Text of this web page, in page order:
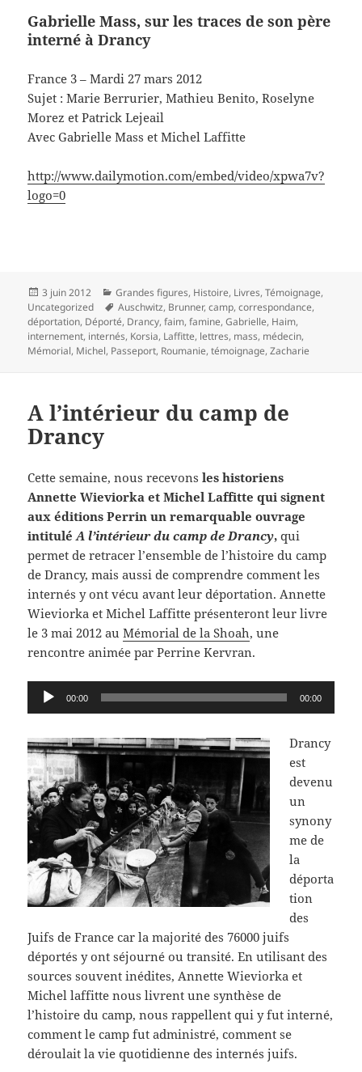
Gabrielle Mass, sur les traces de son père
interné à Drancy
France 3 – Mardi 27 mars 2012
Sujet : Marie Berrurier, Mathieu Benito, Roselyne
Morez et Patrick Lejeail
Avec Gabrielle Mass et Michel Laffitte
http://www.dailymotion.com/embed/video/xpwa7v?
logo=0
Publié
le
3 juin 2012 Catégories
Grandes figures, Histoire, Livres,Témoignage,
Uncategorized
Mots-
clés
Auschwitz, Brunner,camp,correspondance,
déportation, Déporté, Drancy,faim,famine,Gabrielle, Haim,
internement, internés, Korsia, Laffitte, lettres, mass, médecin,
Mémorial, Michel, Passeport, Roumanie,témoignage,Zacharie
A l’intérieur du camp de
Drancy
Cette semaine, nous recevonsles historiens
Annette Wieviorka et Michel Laffitte qui signent
aux éditions Perrin un remarquable ouvrage
intituléA l’intérieur du camp de Drancy,qui
permet de retracer l’ensemble de l’histoire du camp
de Drancy, mais aussi de comprendre comment les
internés y ont vécu avant leur déportation. Annette
Wieviorka et Michel Laffitte présenteront leur livre
le 3 mai 2012 auMémorial de la Shoah, une
rencontre animée par Perrine Kervran.
Lecteur 00:00 00:00
Drancy
est
devenu
un
synony
me de
la
déporta
tion
des
Juifs de France car la majorité des 76000 juifs
déportés y ont séjourné ou transité. En utilisant des
sources souvent inédites, Annette Wieviorka et
Michel laffitte nous livrent une synthèse de
l’histoire du camp, nous rappellent qui y fut interné,
comment le camp fut administré, comment se
déroulait la vie quotidienne des internés juifs.